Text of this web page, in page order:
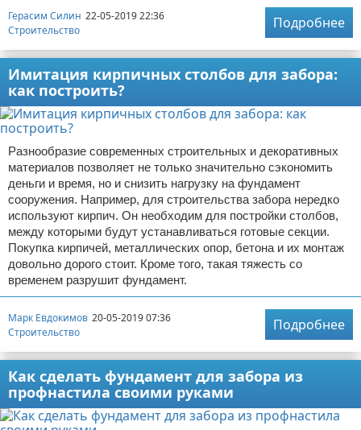
Герасим Силин 22-05-2019 22:36
Строительство
Подробнее
Имитация кирпичных столбов для забора:
как построить?
Разнообразие современных строительных и декоративных
материалов позволяет не только значительно сэкономить
деньги и время, но и снизить нагрузку на фундамент
сооружения. Например, для строительства забора нередко
используют кирпич. Он необходим для постройки столбов,
между которыми будут устанавливаться готовые секции.
Покупка кирпичей, металлических опор, бетона и их монтаж
довольно дорого стоит. Кроме того, такая тяжесть со
временем разрушит фундамент.
Марк Евдокимов 20-05-2019 07:36
Строительство
Подробнее
Как сделать фундамент для забора из
профнастила своими руками